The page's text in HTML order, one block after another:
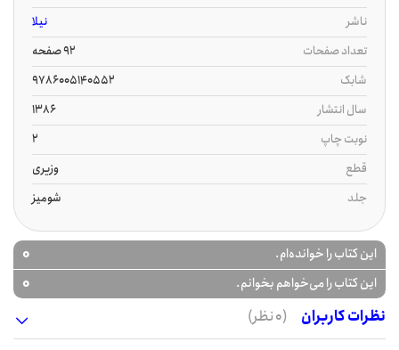
ناشر
نیلا
تعداد صفحات
92 صفحه
شابک
9786005140552
سال انتشار
1386
نوبت چاپ
2
قطع
وزیری
جلد
شومیز
این کتاب را خوانده‌ام. 0
این کتاب را می‌خواهم بخوانم.
0
نظرات کاربران
(0 نظر)